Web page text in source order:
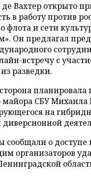
Вахтер открыто
в работу против
флота и сети
Он предлагал
встречу с
разведки.
планировала
СБУ Михаила
на
сообщали о
организаторов